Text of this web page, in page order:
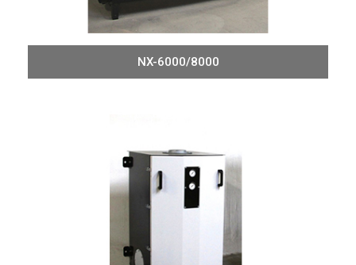
NX-6000/8000